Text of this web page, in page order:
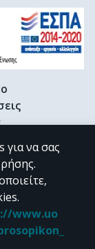
διατίθεται
να σας
www.uo